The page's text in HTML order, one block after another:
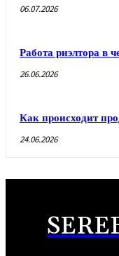
06.07.2026
Работа риэлтора в
26.06.2026
Как происходит
24.06.2026